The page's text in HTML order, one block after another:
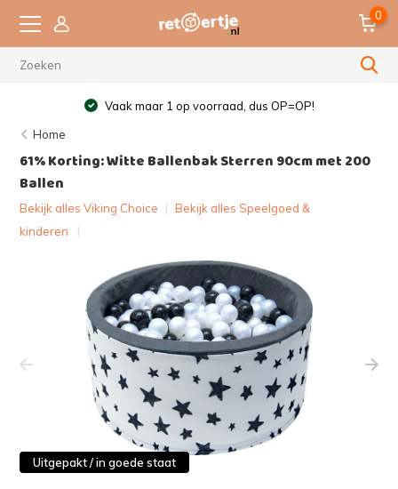
0
Vaak maar 1 op voorraad, dus OP=OP!
Home
61% Korting: Witte Ballenbak Sterren 90cm met 200
Ballen
Bekijk alles Viking Choice | Bekijk alles Speelgoed &
kinderen
Uitgepakt / in goede staat